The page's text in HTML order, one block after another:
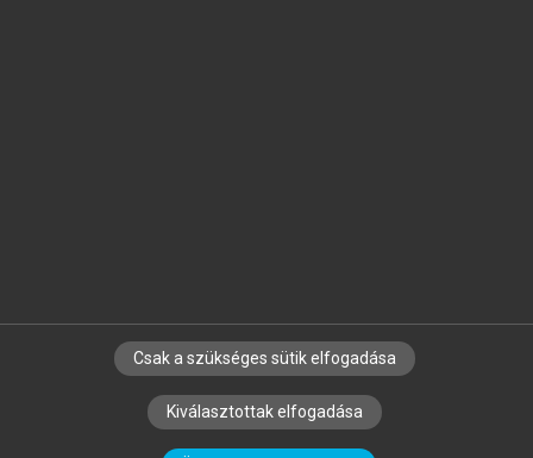
SZERZŐKNEK CÉGEKNEK KÖNYVTÁROSOKNAK
SZERKESZTÉSI ÉS LEKTORÁLÁSI ALAPELVEK
Csak a szükséges sütik elfogadása
Kiválasztottak elfogadása